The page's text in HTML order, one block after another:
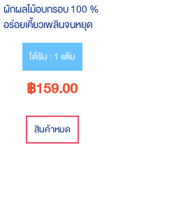
ผักผลไม้อบกรอบ 100 %
อร่อยเคี้ยวเพลินจนหยุด
กินไม่ได้ ไม่มีแป้ง ไม่มี
น้ำตาล สะอาด ปลอดภัย
กินแล้วมีแต่ได้ประโยชน์
ล้วน ๆ เหมาะกับคนที่รัก
ได้รับ : 1 แต้ม
฿159.00
สินค้าหมด